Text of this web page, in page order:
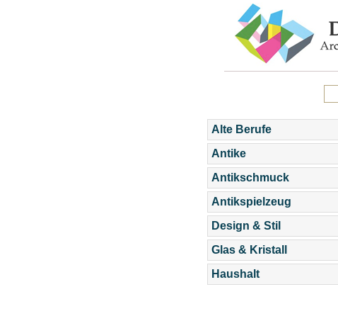
Alte Berufe
Antike
Antikschmuck
Antikspielzeug
Design & Stil
Glas & Kristall
Haushalt